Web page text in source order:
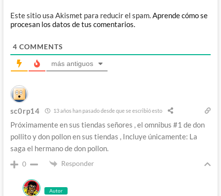
Este sitio usa Akismet para reducir el spam.Aprende cómo se
procesan los datos de tus comentarios.
4 COMMENTS
más antiguos
sc0rp14 13 años han pasado desde que se escribió esto
Próximamente en sus tiendas señores , el omnibus #1 de don
pollito y don pollon en sus tiendas , Incluye únicamente: La
saga el hermano de don pollon.
0 Responder
Autor